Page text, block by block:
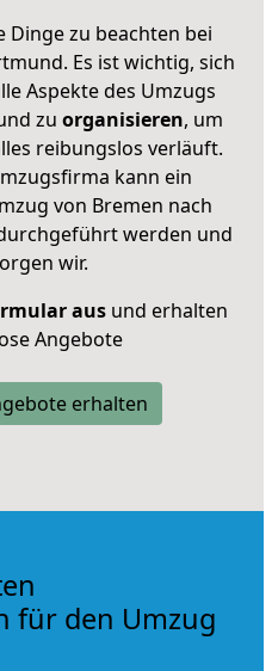
Dinge zu beachten bei
Es ist wichtig, sich
Aspekte des Umzugs
zu organisieren, um
reibungslos verläuft.
kann ein
von Bremen nach
werden und
wir.
ausund erhalten
Angebote
erhalten
für den Umzug